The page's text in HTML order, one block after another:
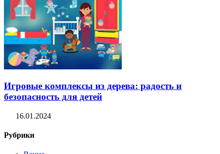
Игровые комплексы из дерева: радость и
безопасность для детей
16.01.2024
Рубрики